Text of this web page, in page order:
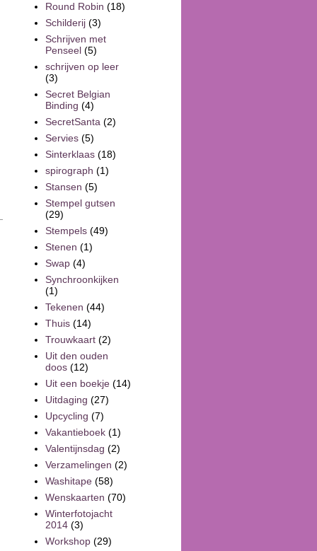
Round Robin (18)
Schilderij (3)
Schrijven met
Penseel (5)
schrijven op leer
(3)
Secret Belgian
Binding (4)
SecretSanta (2)
Servies (5)
Sinterklaas (18)
spirograph (1)
Stansen (5)
Stempel gutsen
(29)
Stempels (49)
Stenen (1)
Swap (4)
Synchroonkijken
(1)
Tekenen (44)
Thuis (14)
Trouwkaart (2)
Uit den ouden
doos (12)
Uit een boekje (14)
Uitdaging (27)
Upcycling (7)
Vakantieboek (1)
Valentijnsdag (2)
Verzamelingen (2)
Washitape (58)
Wenskaarten (70)
Winterfotojacht
2014 (3)
Workshop (29)